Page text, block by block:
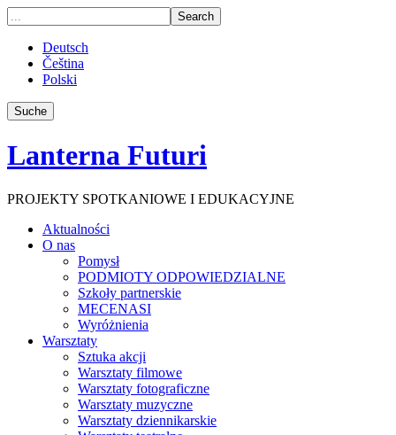
Deutsch
Čeština
Polski
Suche
Lanterna Futuri
PROJEKTY SPOTKANIOWE I EDUKACYJNE
Aktualności
O nas
Pomysł
PODMIOTY ODPOWIEDZIALNE
Szkoły partnerskie
MECENASI
Wyróżnienia
Warsztaty
Sztuka akcji
Warsztaty filmowe
Warsztaty fotograficzne
Warsztaty muzyczne
Warsztaty dziennikarskie